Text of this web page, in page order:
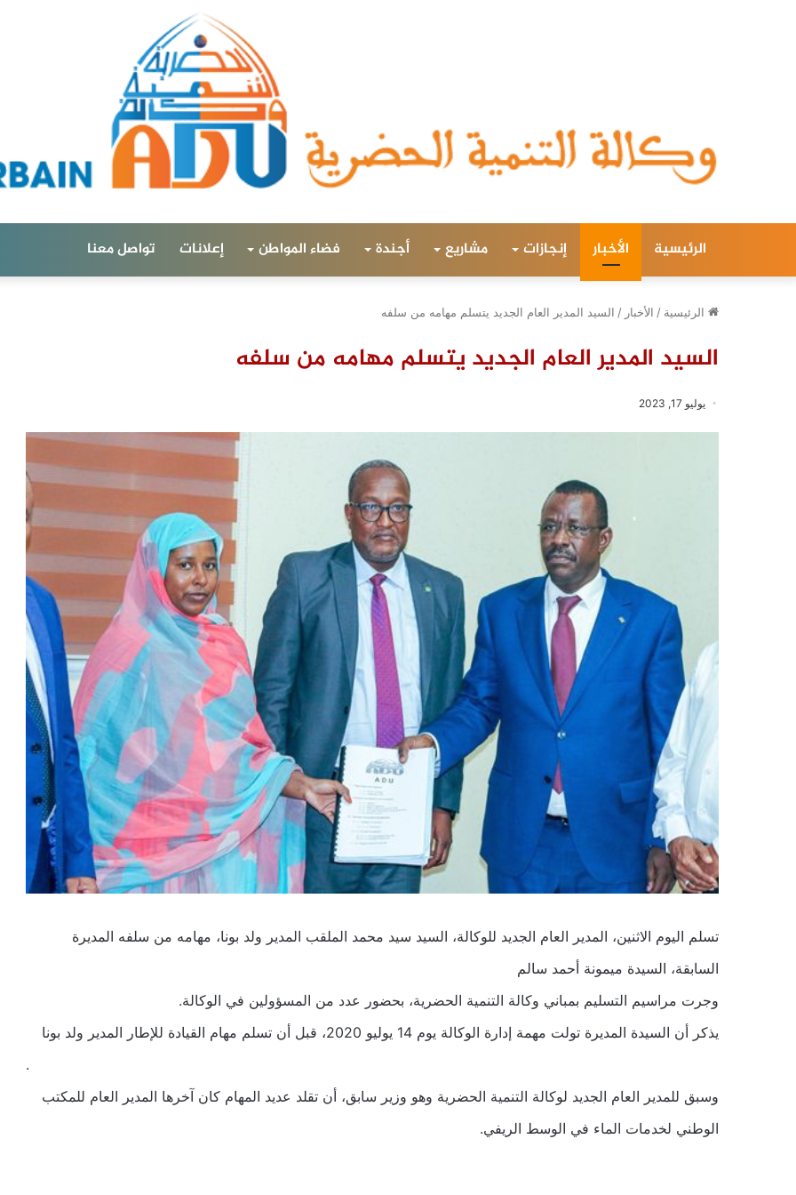
الرئيسية الأخبار إنجازات مشاريع أجندة فضاء المواطن إعلانات تواصل معنا
الرئيسية / الأخبار / السيد المدير العام الجديد يتسلم مهامه من سلفه
السيد المدير العام الجديد يتسلم مهامه من سلفه
يوليو 17, 2023
تسلم اليوم الاثنين، المدير العام الجديد للوكالة، السيد سيد محمد الملقب المدير ولد بونا، مهامه من سلفه المديرة
السابقة، السيدة ميمونة أحمد سالم
وجرت مراسيم التسليم بمباني وكالة التنمية الحضرية، بحضور عدد من المسؤولين في الوكالة.
يذكر أن السيدة المديرة تولت مهمة إدارة الوكالة يوم 14 يوليو 2020، قبل أن تسلم مهام القيادة للإطار المدير ولد بونا
.
وسبق للمدير العام الجديد لوكالة التنمية الحضرية وهو وزير سابق، أن تقلد عديد المهام كان آخرها المدير العام للمكتب
الوطني لخدمات الماء في الوسط الريفي.